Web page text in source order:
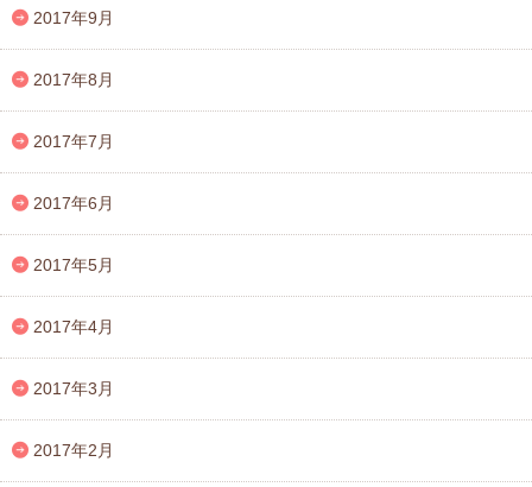
2017年9月
2017年8月
2017年7月
2017年6月
2017年5月
2017年4月
2017年3月
2017年2月